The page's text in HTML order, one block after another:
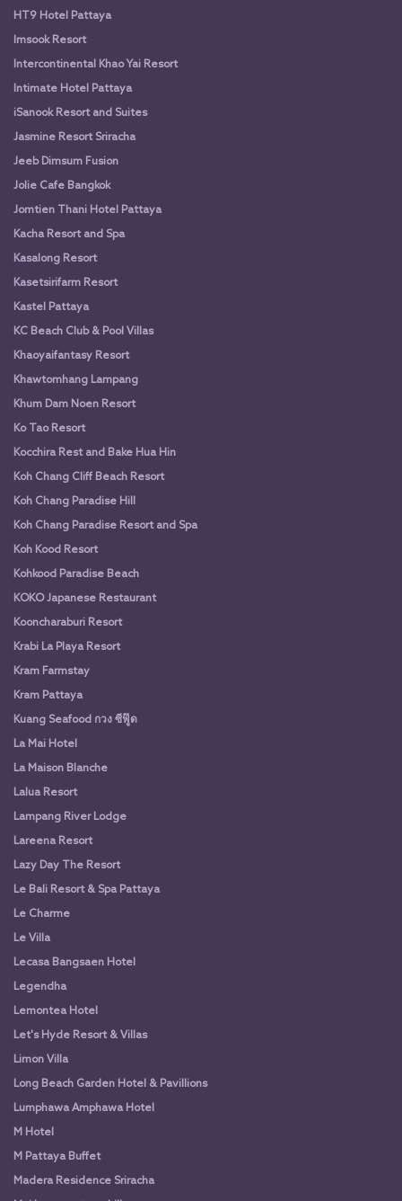
HT9 Hotel Pattaya
Imsook Resort
Intercontinental Khao Yai Resort
Intimate Hotel Pattaya
iSanook Resort and Suites
Jasmine Resort Sriracha
Jeeb Dimsum Fusion
Jolie Cafe Bangkok
Jomtien Thani Hotel Pattaya
Kacha Resort and Spa
Kasalong Resort
Kasetsirifarm Resort
Kastel Pattaya
KC Beach Club & Pool Villas
Khaoyaifantasy Resort
Khawtomhang Lampang
Khum Dam Noen Resort
Ko Tao Resort
Kocchira Rest and Bake Hua Hin
Koh Chang Cliff Beach Resort
Koh Chang Paradise Hill
Koh Chang Paradise Resort and Spa
Koh Kood Resort
Kohkood Paradise Beach
KOKO Japanese Restaurant
Kooncharaburi Resort
Krabi La Playa Resort
Kram Farmstay
Kram Pattaya
Kuang Seafood กวง ซีฟู๊ด
La Mai Hotel
La Maison Blanche
Lalua Resort
Lampang River Lodge
Lareena Resort
Lazy Day The Resort
Le Bali Resort & Spa Pattaya
Le Charme
Le Villa
Lecasa Bangsaen Hotel
Legendha
Lemontea Hotel
Let's Hyde Resort & Villas
Limon Villa
Long Beach Garden Hotel & Pavillions
Lumphawa Amphawa Hotel
M Hotel
M Pattaya Buffet
Madera Residence Sriracha